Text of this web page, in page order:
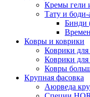
Кремы гели
Тату и боди-
Бинди
Ковры и коврики
Коврики
Коврики
Ковры
Крупная фасовка
Аюрведа